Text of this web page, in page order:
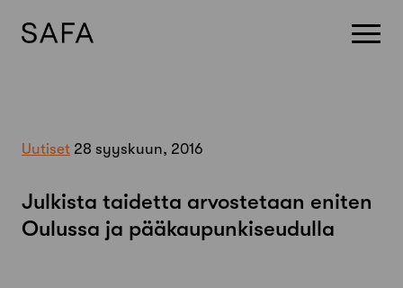
Uutiset 28 syyskuun, 2016
Julkista taidetta arvostetaan eniten
Oulussa ja pääkaupunkiseudulla